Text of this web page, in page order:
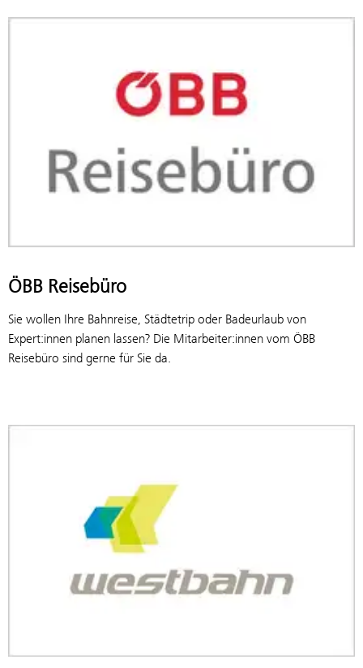
ÖBB Reisebüro
Sie wollen Ihre Bahnreise, Städtetrip oder Badeurlaub von
Expert:innen planen lassen? Die Mitarbeiter:innen vom ÖBB
Reisebüro sind gerne für Sie da.